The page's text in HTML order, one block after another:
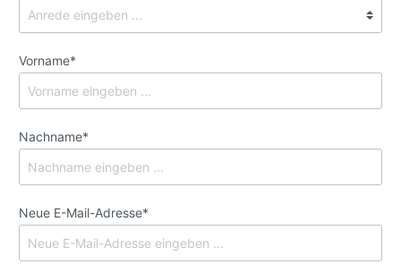
Vorname*
Nachname*
Neue E-Mail-Adresse*